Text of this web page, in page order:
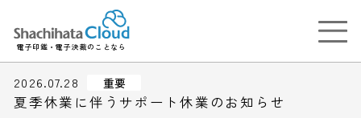
電子印鑑・電子決裁のことなら
2026.07.28 重要
夏季休業に伴うサポート休業のお知らせ